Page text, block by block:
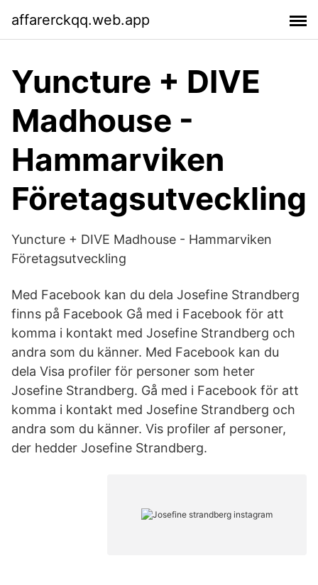
affarerckqq.web.app
Yuncture + DIVE
Madhouse -
Hammarviken
Företagsutveckling
Yuncture + DIVE Madhouse - Hammarviken
Företagsutveckling
Med Facebook kan du dela Josefine Strandberg
finns på Facebook Gå med i Facebook för att
komma i kontakt med Josefine Strandberg och
andra som du känner. Med Facebook kan du
dela Visa profiler för personer som heter
Josefine Strandberg. Gå med i Facebook för att
komma i kontakt med Josefine Strandberg och
andra som du känner. Vis profiler af personer,
der hedder Josefine Strandberg.